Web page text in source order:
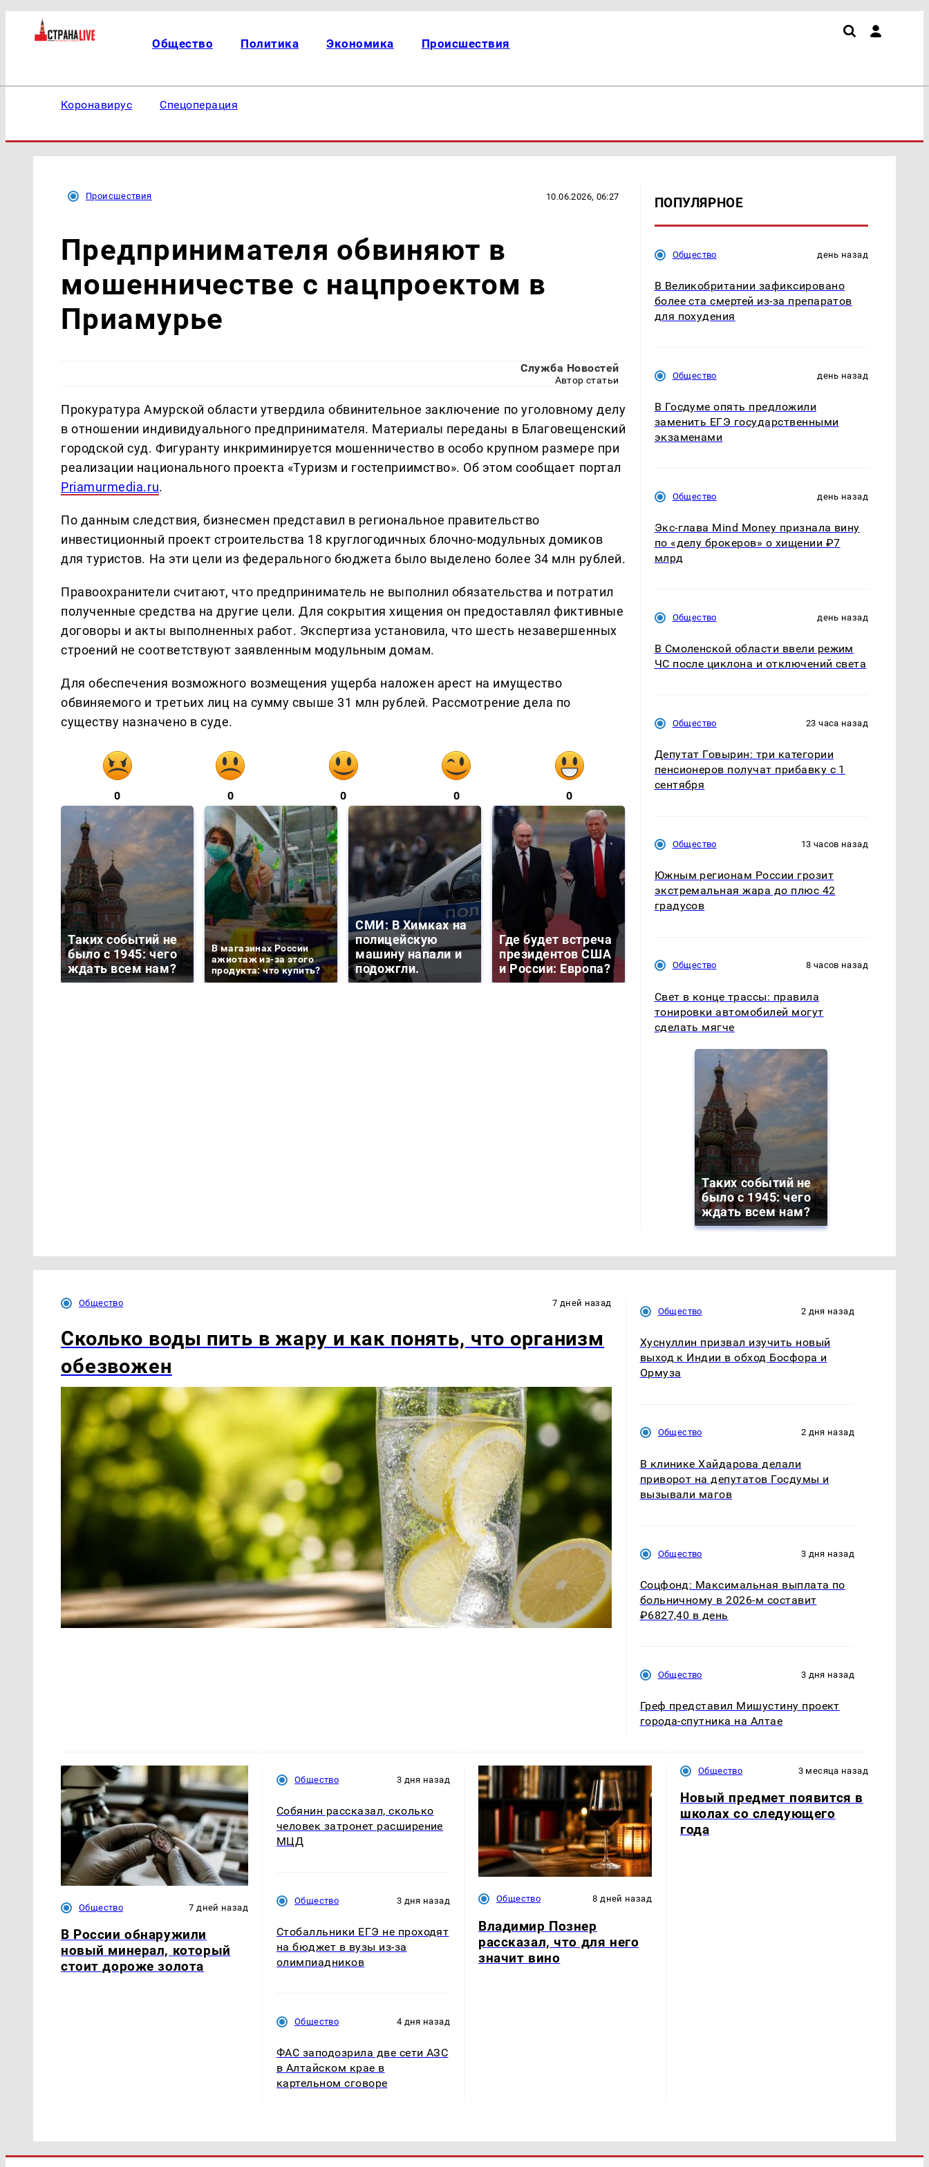
Общество Политика Экономика Происшествия
Коронавирус Спецоперация
Происшествия 10.06.2026, 06:27
Предпринимателя обвиняют в
мошенничестве с нацпроектом в
Приамурье
Служба Новостей
Автор статьи
Прокуратура Амурской области утвердила обвинительное заключение по уголовному делу
в отношении индивидуального предпринимателя. Материалы переданы в Благовещенский
городской суд. Фигуранту инкриминируется мошенничество в особо крупном размере при
реализации национального проекта «Туризм и гостеприимство». Об этом сообщает портал
Рriamurmedia.ru.
По данным следствия, бизнесмен представил в региональное правительство
инвестиционный проект строительства 18 круглогодичных блочно-модульных домиков
для туристов. На эти цели из федерального бюджета было выделено более 34 млн рублей.
Правоохранители считают, что предприниматель не выполнил обязательства и потратил
полученные средства на другие цели. Для сокрытия хищения он предоставлял фиктивные
договоры и акты выполненных работ. Экспертиза установила, что шесть незавершенных
строений не соответствуют заявленным модульным домам.
Для обеспечения возможного возмещения ущерба наложен арест на имущество
обвиняемого и третьих лиц на сумму свыше 31 млн рублей. Рассмотрение дела по
существу назначено в суде.
0 0 0 0 0
Таких событий не
было с 1945: чего
ждать всем нам?
В магазинах России
ажиотаж из-за этого
продукта: что купить?
СМИ: В Химках на
полицейскую
машину напали и
подожгли.
Где будет встреча
президентов США
и России: Европа?
криптомиллионера
Кавказе: читать здесь
ПОПУЛЯРНОЕ
Общество день назад
В Великобритании зафиксировано
более ста смертей из-за препаратов
для похудения
Общество день назад
В Госдуме опять предложили
заменить ЕГЭ государственными
экзаменами
Общество день назад
Экс-глава Mind Money признала вину
по «делу брокеров» о хищении ₽7
млрд
Общество день назад
В Смоленской области ввели режим
ЧС после циклона и отключений света
Общество 23 часа назад
Депутат Говырин: три категории
пенсионеров получат прибавку с 1
сентября
Общество 13 часов назад
Южным регионам России грозит
экстремальная жара до плюс 42
градусов
Общество 8 часов назад
Свет в конце трассы: правила
тонировки автомобилей могут
сделать мягче
Таких событий не
было с 1945: чего
ждать всем нам?
Общество 7 дней назад
Сколько воды пить в жару и как понять, что организм
обезвожен
Общество 2 дня назад
Хуснуллин призвал изучить новый
выход к Индии в обход Босфора и
Ормуза
Общество 2 дня назад
В клинике Хайдарова делали
приворот на депутатов Госдумы и
вызывали магов
Общество 3 дня назад
Соцфонд: Максимальная выплата по
больничному в 2026-м составит
₽6827,40 в день
Общество 3 дня назад
Греф представил Мишустину проект
города-спутника на Алтае
Общество 7 дней назад
В России обнаружили
новый минерал, который
стоит дороже золота
Общество 3 дня назад
Собянин рассказал, сколько
человек затронет расширение
МЦД
Общество 3 дня назад
Стобалльники ЕГЭ не проходят
на бюджет в вузы из-за
олимпиадников
Общество 4 дня назад
ФАС заподозрила две сети АЗС
в Алтайском крае в
картельном сговоре
Общество 8 дней назад
Владимир Познер
рассказал, что для него
значит вино
Общество 3 месяца назад
Новый предмет появится в
школах со следующего
года